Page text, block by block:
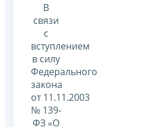
В
связи
с
вступлением
в силу
Федерального
закона
от 11.11.2003
№ 139-
ФЗ «О